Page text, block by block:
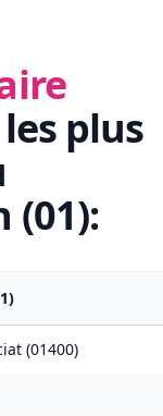
plus
(01):
)
(01400)